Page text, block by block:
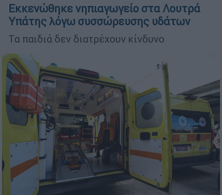
Εκκενώθηκε νηπιαγωγείο στα Λουτρά
Υπάτης λόγω συσσώρευσης υδάτων
Τα παιδιά δεν διατρέχουν κίνδυνο